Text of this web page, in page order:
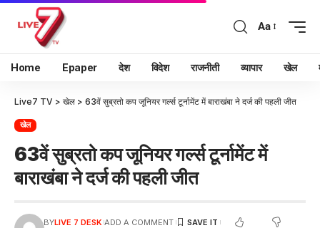
Aa
Home Epaper देश विदेश राजनीती व्यापार खेल
Live7 TV > खेल > 63वें सुब्रतो कप जूनियर गर्ल्स टूर्नामेंट में बाराखंबा ने दर्ज की पहली जीत
खेल
63वें सुब्रतो कप जूनियर गर्ल्स टूर्नामेंट में
बाराखंबा ने दर्ज की पहली जीत
BYLIVE 7 DESK ADD A COMMENT